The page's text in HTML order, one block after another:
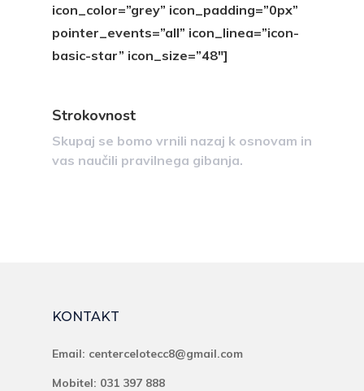
icon_color=”grey” icon_padding=”0px”
pointer_events=”all” icon_linea=”icon-
basic-star” icon_size=”48″]
Strokovnost
Skupaj se bomo vrnili nazaj k osnovam in
vas naučili pravilnega gibanja.
KONTAKT
Email: centercelotecc8@gmail.com
Mobitel: 031 397 888